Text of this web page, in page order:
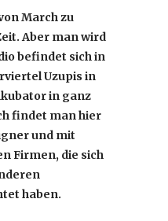
March zu
Aber man wird
befindet sich in
Uzupis in
in ganz
findet man hier
und mit
Firmen, die sich
haben.